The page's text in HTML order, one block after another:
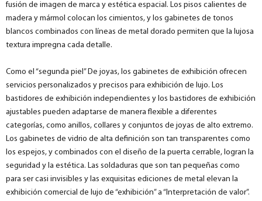
fusión de imagen de marca y estética espacial. Los pisos calientes de
madera y mármol colocan los cimientos, y los gabinetes de tonos
blancos combinados con líneas de metal dorado permiten que la lujosa
textura impregna cada detalle.
Como el “segunda piel” De joyas, los gabinetes de exhibición ofrecen
servicios personalizados y precisos para exhibición de lujo. Los
bastidores de exhibición independientes y los bastidores de exhibición
ajustables pueden adaptarse de manera flexible a diferentes
categorías, como anillos, collares y conjuntos de joyas de alto extremo.
Los gabinetes de vidrio de alta definición son tan transparentes como
los espejos, y combinados con el diseño de la puerta cerrable, logran la
seguridad y la estética. Las soldaduras que son tan pequeñas como
para ser casi invisibles y las exquisitas ediciones de metal elevan la
exhibición comercial de lujo de “exhibición” a “Interpretación de valor”.